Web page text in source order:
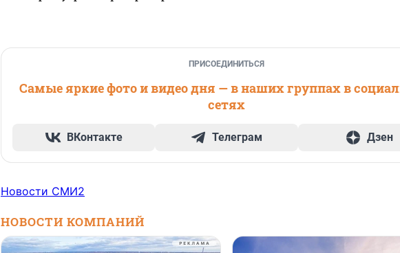
ПРИСОЕДИНИТЬСЯ
Самые яркие фото и видео дня — в наших группах в
сетях
ВКонтакте Телеграм Дзен
Новости СМИ2
НОВОСТИ КОМПАНИЙ